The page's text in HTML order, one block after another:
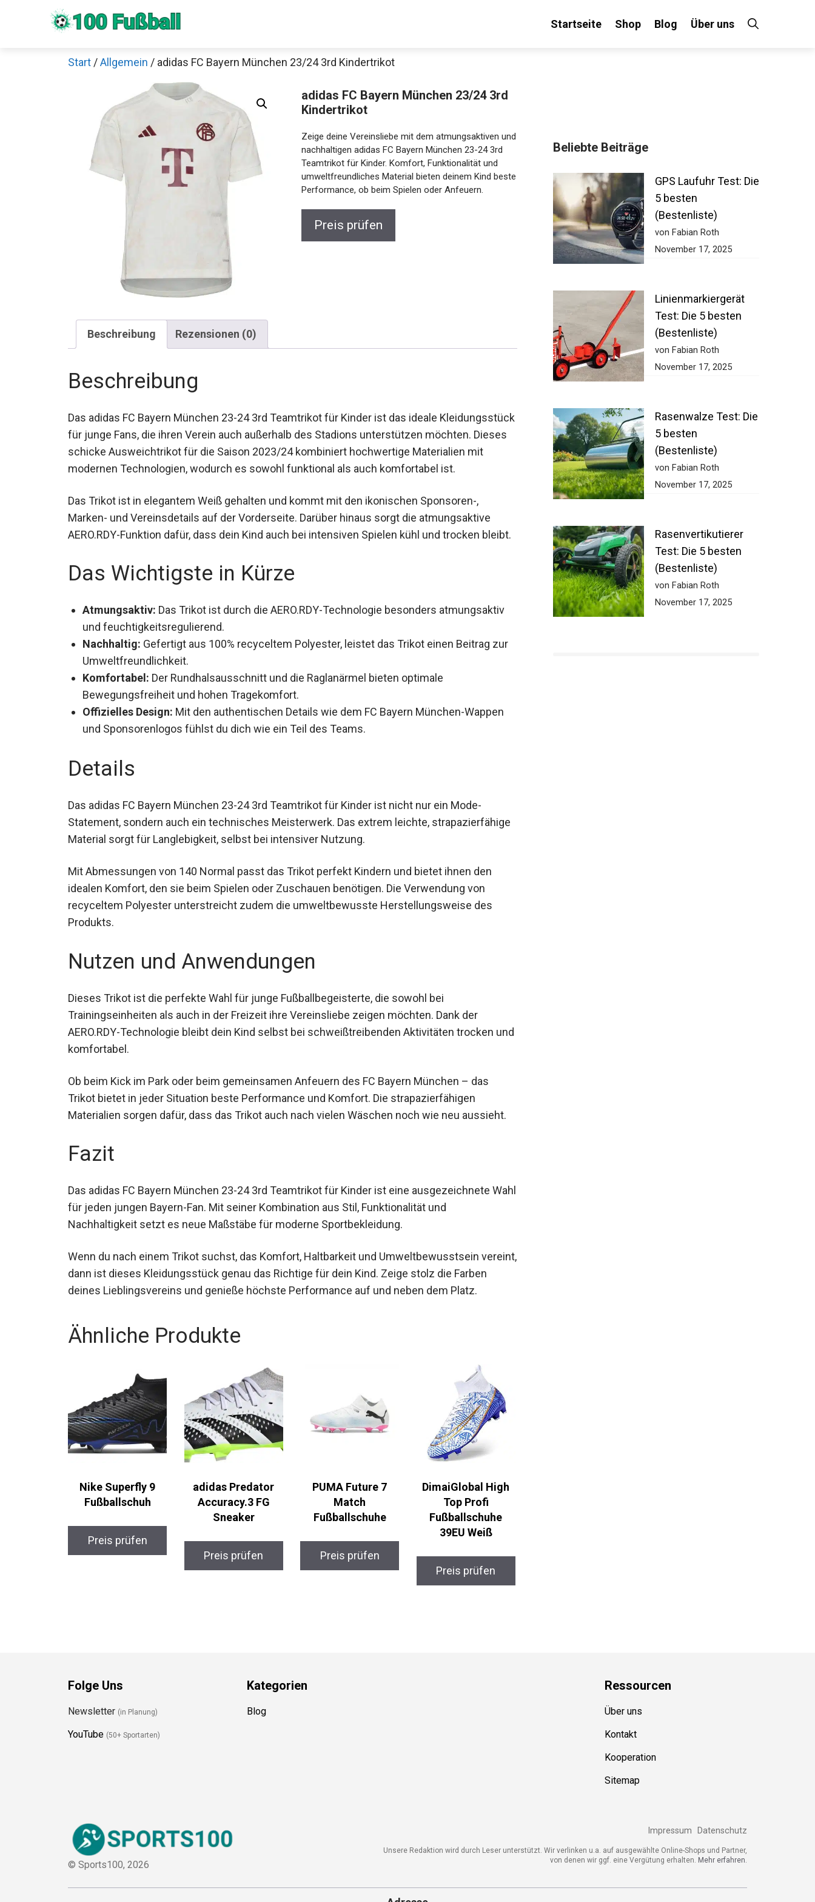
Startseite Shop Blog Über uns
Start /Allgemein / adidas FC Bayern München 23/24 3rd Kindertrikot
adidas FC Bayern München 23/24 3rd
Kindertrikot
Zeige deine Vereinsliebe mit dem atmungsaktiven
und nachhaltigen adidas FC Bayern München 23-24
3rd Teamtrikot für Kinder. Komfort, Funktionalität und
umweltfreundliches Material bieten deinem Kind
beste Performance, ob beim Spielen oder Anfeuern.
Preis prüfen
Beschreibung Rezensionen (0)
Beschreibung
Das adidas FC Bayern München 23-24 3rd Teamtrikot für Kinder ist das ideale
Kleidungsstück für junge Fans, die ihren Verein auch außerhalb des Stadions unterstützen
möchten. Dieses schicke Ausweichtrikot für die Saison 2023/24 kombiniert hochwertige
Materialien mit modernen Technologien, wodurch es sowohl funktional als auch
Das Trikot ist in elegantem Weiß gehalten und kommt mit den ikonischen Sponsoren-,
Marken- und Vereinsdetails auf der Vorderseite. Darüber hinaus sorgt die atmungsaktive
bleibt.
Das Wichtigste in Kürze
Atmungsaktiv:Das Trikot ist durch die AERO.RDY-Technologie besonders atmungsaktiv
und feuchtigkeitsregulierend.
Nachhaltig:Gefertigt aus 100% recyceltem Polyester, leistet das Trikot einen Beitrag zur
Umweltfreundlichkeit.
Komfortabel:Der Rundhalsausschnitt und die Raglanärmel bieten optimale
Bewegungsfreiheit und hohen Tragekomfort.
und Sponsorenlogos fühlst du dich wie ein Teil des Teams.
Details
Das adidas FC Bayern München 23-24 3rd Teamtrikot für Kinder ist nicht nur ein Mode-
Material sorgt für Langlebigkeit, selbst bei intensiver Nutzung.
Mit Abmessungen von 140 Normal passt das Trikot perfekt Kindern und bietet ihnen den
idealen Komfort, den sie beim Spielen oder Zuschauen benötigen. Die Verwendung von
Produkts.
Nutzen und Anwendungen
Dieses Trikot ist die perfekte Wahl für junge Fußballbegeisterte, die sowohl bei
Trainingseinheiten als auch in der Freizeit ihre Vereinsliebe zeigen möchten. Dank der
und komfortabel.
Ob beim Kick im Park oder beim gemeinsamen Anfeuern des FC Bayern München – das
Materialien sorgen dafür, dass das Trikot auch nach vielen Wäschen noch wie neu aussieht.
Fazit
Das adidas FC Bayern München 23-24 3rd Teamtrikot für Kinder ist eine ausgezeichnete
Nachhaltigkeit setzt es neue Maßstäbe für moderne Sportbekleidung.
Wenn du nach einem Trikot suchst, das Komfort, Haltbarkeit und Umweltbewusstsein
Farben deines Lieblingsvereins und genieße höchste Performance auf und neben dem
Platz.
Ähnliche Produkte
Nike Superfly 9
Fußballschuh
Accuracy.3 FG
Sneaker
Match
Fußballschuhe
DimaiGlobal High
Fußballschuhe
39EU Weiß
Beliebte Beiträge
GPS Laufuhr Test:
Die 5 besten
(Bestenliste)
von Fabian Roth
November 17, 2025
Linienmarkiergerät
Test: Die 5 besten
(Bestenliste)
von Fabian Roth
November 17, 2025
Rasenwalze Test:
Die 5 besten
(Bestenliste)
von Fabian Roth
November 17, 2025
Rasenvertikutierer
Test: Die 5 besten
(Bestenliste)
von Fabian Roth
November 17, 2025
Folge Uns Ressource
Über uns
Kontakt
Unsere Redaktion wird durch Leser unterstützt. Wir verlinken u.a. auf ausgewählte Online-Shops und Partner,
Jetzt anschauen